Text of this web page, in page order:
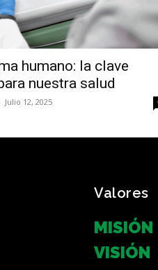
humano: la clave
nuestra salud
- Julio 12, 2025
Valores
MISIÓN
VISIÓN